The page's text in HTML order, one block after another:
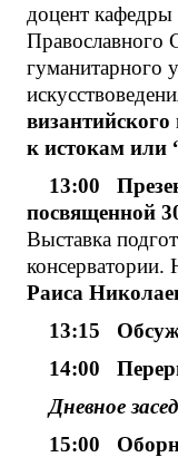
доцент
Православного
гуманитарного
к истокам или
13:00
посвященной
Выставка
консерватории.
Раиса
13:15
14:00
Дневное
15:00